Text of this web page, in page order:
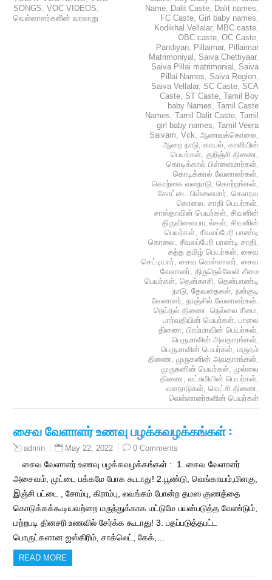
SONGS,VOC VIDEOS,
வெள்ளாளர்களின் வரலாறு
Name, Dalit Caste, Dalit names,
FC Caste, Girl baby names,
Kodikhal Vellalar, MBC caste,
OBC caste, OC Caste,
Pandiyan, Pillaimar, Pillaimar
Matrimoniyal , Saiva Chettiyaar,
Saiva Pillai matrimonial , Saiva
Pillai Names, Saiva Region,
Saiva Vellalar, SC Caste, SCA
Caste, ST Caste, Tamil Boy
baby Names, Tamil Caste
Names, Tamil Dalit Caste, Tamil
girl baby names, Tamil Veera
Saivam, Vck, ஆணவக்கொலை,
ஆறை நாடு, காயல், காளியின்
பெயர்கள், குறிஞ்சி திணை,
கொடிக்கால் பிள்ளைமார்கள்,
கொடிக்கால் வேளாளர்கள்,
கொற்கை வளநாடு, கொற்றங்கள்,
கோட்டை பிள்ளைமார், கௌரவ
கொலை, சாதி பெயர்கள்,
சாஸ்தாவின் பெயர்கள், சிவனின்
திருவிளையாடல்கள், சிவனின்
பெயர்கள், சீவலப்பேரி பாண்டி
கொலை, சீவலப்பேரி பாண்டி சாதி,
சுத்த தமிழ் பெயர்கள், சைவ
செட்டியார், சைவ வெள்ளாளர், சைவ
வேளாளர், திருநெல்வேலி சீமை
பெயர்கள், தென்காசி, தென்பாண்டி
நாடு, தேவதைகள், நன்குடி
வேளாளர், நாஞ்சில் வேளாளர்கள்,
நெய்தல் திணை, நெல்லை சீமை,
பார்வதியின் பெயர்கள், பாலை
திணை, பிரம்மாவின் பெயர்கள்,
பெருமாளின் அவதாரங்கள்,
பெருமாளின் பெயர்கள், மருதம்
திணை, முருகனின் அவதாரங்கள்,
முருகனின் பெயர்கள், முல்லை
திணை, லட்சுமியின் பெயர்கள்,
வளநாடுகள், வெட்சி திணை,
வெள்ளாளர்களின் பெயர்கள்
சைவ வேளாளர் உணவு பழக்கவழக்கங்கள் :
admin May 22, 2022 0 Comments
சைவ வேளாளர் உணவு பழக்கவழக்கங்கள் : 1. சைவ வேளாளர்
அசைவம், முட்டை பக்கமே போக கூடாது! 2.பூண்டு, வெங்காயம்,மிளகு,
இஞ்சி பட்டை , சோம்பு, கிராம்பு, லவங்கம் போன்ற தமஸ குணத்தை
கொடுக்கக்கூடியவற்றை மருந்துக்காக மட்டுமே பயன்படுத்த வேண்டும்,
மற்றபடி தினசரி உணவில் சேர்க்க கூடாது! 3. பதப்படுத்தபட்ட
பொருட்களான ஐஸ்கிரிம், சாக்லெட், கேக்,…
READ MORE